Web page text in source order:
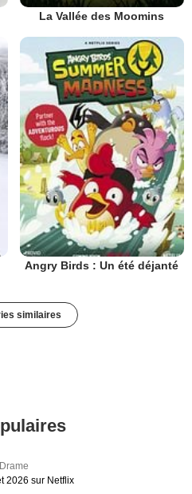
La Vallée des Moomins
Angry Birds : Un été déjanté
similaires
Drame
2026 sur Netflix